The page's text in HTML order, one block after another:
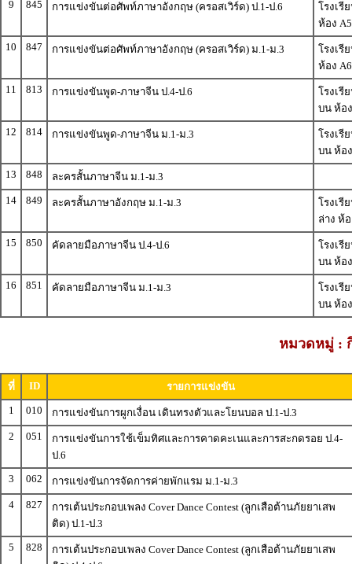
9
845 การแข่งขันต่อศัพท์ภาษาอังกฤษ (ครอสเวิร์ด) ป.1-ป.6
โรงเรี
ห้อง A5
10
847 การแข่งขันต่อศัพท์ภาษาอังกฤษ (ครอสเวิร์ด) ม.1-ม.3
โรงเรี
ห้อง A6
11
813 การแข่งขันพูด-ภาษาจีน ป.4-ป.6
โรงเรี
บน ห้อ
12
814 การแข่งขันพูด-ภาษาจีน ม.1-ม.3
โรงเรี
บน ห้อ
13
848
ละครสั้นภาษาจีน ม.1-ม.3
14
849 ละครสั้นภาษาอังกฤษ ม.1-ม.3
โรงเรี
ล่าง ห้อ
15
850 คัดลายมือภาษาจีน ป.4-ป.6
โรงเรี
บน ห้อ
16
851 คัดลายมือภาษาจีน ม.1-ม.3
โรงเรี
บน ห้อ
หมวดหมู่ :
ที่ ID
รายการแข่งขัน
1
010
การแข่งขันการผูกเงื่อน เดินทรงตัวและโยนบอล ป.1-ป.3
2
051
การแข่งขันการใช้เข็มทิศและการคาดคะเนและการสะกดรอย ป.4-
ป.6
3
062
การแข่งขันการจัดการค่ายพักแรม ม.1-ม.3
4
827
การเต้นประกอบเพลง Cover Dance Contest (ลูกเสือต้านภัยยาเสพ
ติด) ป.1-ป.3
5
828
การเต้นประกอบเพลง Cover Dance Contest (ลูกเสือต้านภัยยาเสพ